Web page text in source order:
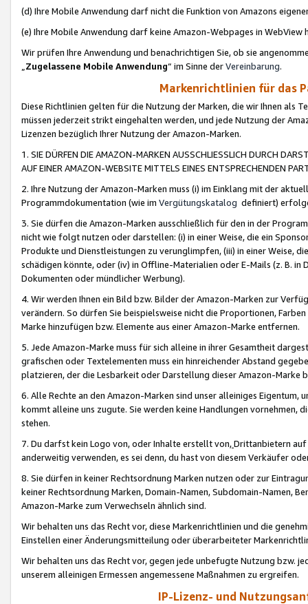
(d) Ihre Mobile Anwendung darf nicht die Funktion von Amazons
(e) Ihre Mobile Anwendung darf keine Amazon-Webpages in WebView
Wir prüfen Ihre Anwendung und benachrichtigen Sie, ob sie
„Zugelassene Mobile Anwendung“ im Sinne derVereinbarung.
Markenrichtlinien für das
Diese Richtlinien gelten für die Nutzung der Marken, die wir Ihnen als
müssen jederzeit strikt eingehalten werden, und jede Nutzung der
Lizenzen bezüglich Ihrer Nutzung der Amazon-Marken.
1. SIE DÜRFEN DIE AMAZON-MARKEN AUSSCHLIESSLICH DURCH
AUF EINER AMAZON-WEBSITE MITTELS EINES ENTSPRECHENDEN
2. Ihre Nutzung der Amazon-Marken muss (i) im Einklang mit der
Programmdokumentation (wie im Vergütungskatalog definiert)
3. Sie dürfen die Amazon-Marken ausschließlich für den in der
nicht wie folgt nutzen oder darstellen: (i) in einer Weise, die ein
Produkte und Dienstleistungen zu verunglimpfen, (iii) in einer Weise,
schädigen könnte, oder (iv) in Offline-Materialien oder E-Mails (z. B. in
Dokumenten oder mündlicher Werbung).
4. Wir werden Ihnen ein Bild bzw. Bilder der Amazon-Marken zur
verändern. So dürfen Sie beispielsweise nicht die Proportionen,
Marke hinzufügen bzw. Elemente aus einer Amazon-Marke entfernen.
5. Jede Amazon-Marke muss für sich alleine in ihrer Gesamtheit
grafischen oder Textelementen muss ein hinreichender Abstand
platzieren, der die Lesbarkeit oder Darstellung dieser Amazon-Marke
6. Alle Rechte an den Amazon-Marken sind unser alleiniges
kommt alleine uns zugute. Sie werden keine Handlungen vornehmen,
stehen.
7. Du darfst kein Logo von, oder Inhalte erstellt von,Drittanbietern auf
anderweitig verwenden, es sei denn, du hast von diesem Verkäufer
8. Sie dürfen in keiner Rechtsordnung Marken nutzen oder zur
keiner Rechtsordnung Marken, Domain-Namen, Subdomain-Namen,
Amazon-Marke zum Verwechseln ähnlich sind.
Wir behalten uns das Recht vor, diese Markenrichtlinien und die
Einstellen einer Änderungsmitteilung oder überarbeiteter
Wir behalten uns das Recht vor, gegen jede unbefugte Nutzung bzw.
unserem alleinigen Ermessen angemessene Maßnahmen zu ergreifen.
IP-Lizenz- und